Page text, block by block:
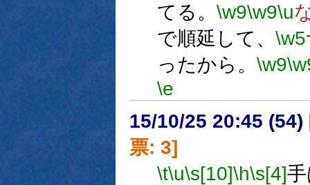
てる。 \w9\w9\u
で順延して、 \w5
ったから。 \w9
\e
15/10/25 20:45 (54)
票: 3]
\t\u\s[10]\h\s[4]